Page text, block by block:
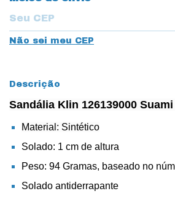
Não sei meu CEP
Descrição
Sandália Klin 126139000
Material: Sintético
Solado: 1 cm de altura
Peso: 94 Gramas, baseado no
Solado antiderrapante